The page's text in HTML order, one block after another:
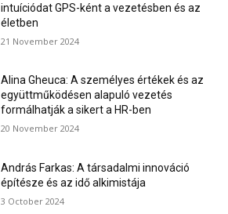
intuíciódat GPS-ként a vezetésben és az
életben
21 November 2024
Alina Gheuca: A személyes értékek és az
együttműködésen alapuló vezetés
formálhatják a sikert a HR-ben
20 November 2024
András Farkas: A társadalmi innováció
építésze és az idő alkimistája
3 October 2024